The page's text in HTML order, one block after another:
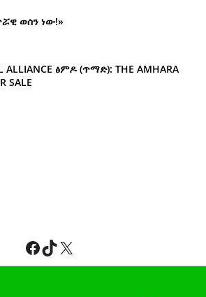
ወሰን ነው!»
ALLIANCE ፅምዶ (ጥማድ): THE AMHARA
SALE
Facebook
TikTok
X